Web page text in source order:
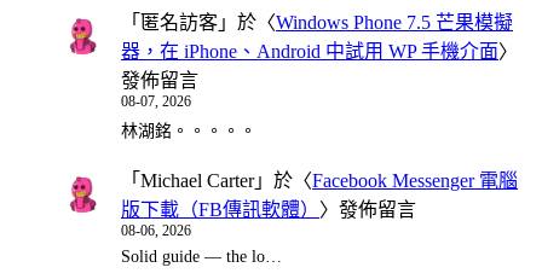
「 匿名訪客 」於〈Windows Phone 7.5 芒果模擬
器，在 iPhone、Android 中試用 WP 手機介面〉
發佈留言
08-07, 2026
林湖銘。。。。。
「 Michael Carter」於〈Facebook Messenger 電腦
版下載（FB傳訊軟體）
〉發佈留言
08-06, 2026
Solid guide — the lo…